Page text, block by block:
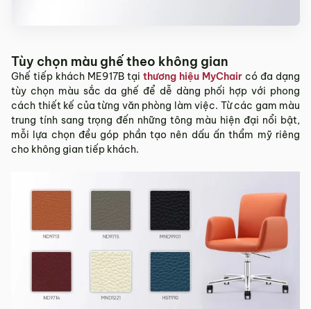
Tùy chọn màu ghế theo không gian
Ghế tiếp khách ME917B tại thương hiệu MyChair có đa dạng
tùy chọn màu sắc da ghế để dễ dàng phối hợp với phong
cách thiết kế của từng văn phòng làm việc. Từ các gam màu
trung tính sang trọng đến những tông màu hiện đại nổi bật,
mỗi lựa chọn đều góp phần tạo nên dấu ấn thẩm mỹ riêng
cho không gian tiếp khách.